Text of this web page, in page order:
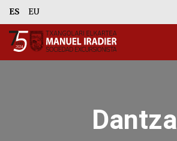
ES EU
Dantza